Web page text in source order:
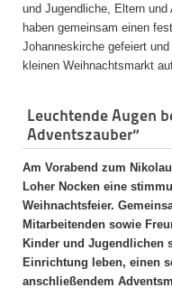
und Jugendliche, Eltern und
haben gemeinsam einen
Johanneskirche gefeiert
kleinen Weihnachtsmarkt
Leuchtende Augen
Adventszauber“
Am Vorabend zum
Loher Nocken eine
Weihnachtsfeier.
Mitarbeitenden sowie
Kinder und Jugendlichen
Einrichtung leben, einen
anschließendem